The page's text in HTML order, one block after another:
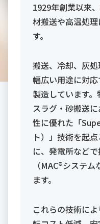
1929年創業以来
材搬送や高温処
す。
搬送、冷却、灰処
幅広い用途に対
製造しています
スラグ・砂搬送
性に優れた「
ト）」技術を起
に、発電所など
（MAC®システ
ます。
これらの技術に